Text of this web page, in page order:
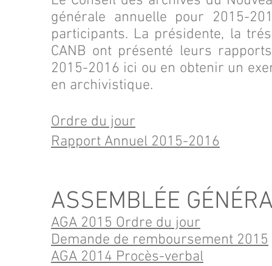
générale annuelle pour 2015-
participants. La présidente, la
CANB ont présenté leurs
2015-2016 ici ou en obtenir un
en archivistique.
Ordre du jour
Rapport Annuel 2015-2016
ASSEMBLÉE
AGA 2015 Ordre du jour
Demande de remboursement 2015
AGA 2014 Procès-verbal